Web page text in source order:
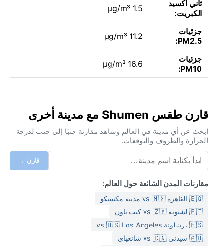
ثاني أكسيد
الكبريت:
1.5 µg/m³
جزئيات
PM2.5:
11.2 µg/m³
جزئيات
PM10:
16.6 µg/m³
قارن طقس Shumen مع مدينة أخرى
ابحث عن أي مدينة في العالم وشاهد مقارنة جنبًا إلى جنب لدرجة
الحرارة والظروف والتوقعات.
قارن →
مقارنات المدن الشائعة حول العالم:
🇪🇬 القاهرة vs 🇲🇽 مدينة مكسيكو
🇵🇹 لشبونة vs 🇿🇦 كيب تاون
🇪🇸 برشلونة vs 🇺🇸 Los Angeles
🇦🇺 سيدني vs 🇨🇳 شانغهاي